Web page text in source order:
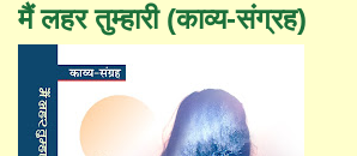
मैं लहर तुम्हारी (काव्य-संग्रह)